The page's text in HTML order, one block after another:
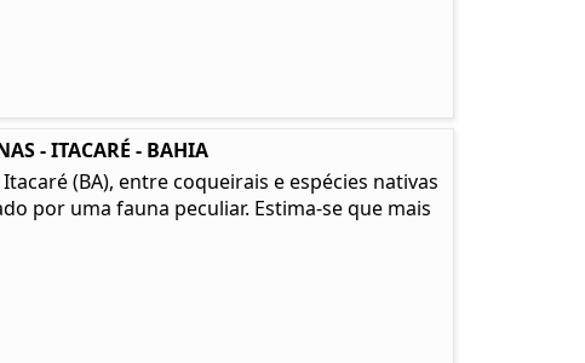
- ITACARÉ - BAHIA
(BA), entre coqueirais e espécies nativas
por uma fauna peculiar. Estima-se que mais